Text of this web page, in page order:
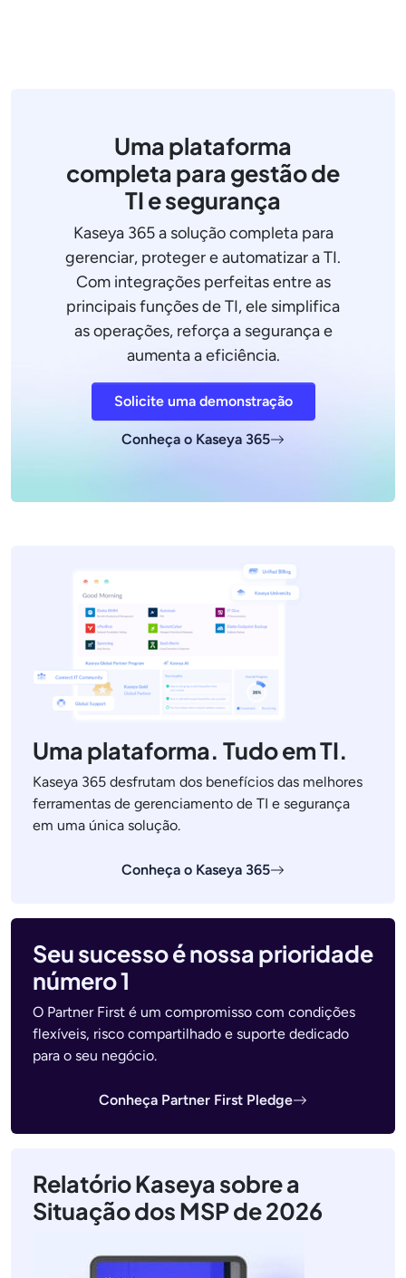
Uma plataforma
completa para gestão de
TI e segurança
Kaseya 365 a solução completa para
gerenciar, proteger e automatizar a TI.
Com integrações perfeitas entre as
principais funções de TI, ele simplifica
as operações, reforça a segurança e
aumenta a eficiência.
Solicite uma demonstração
Conheça o Kaseya 365
Uma plataforma. Tudo em TI.
Kaseya 365 desfrutam dos benefícios das melhores
ferramentas de gerenciamento de TI e segurança
em uma única solução.
Conheça o Kaseya 365
Seu sucesso é nossa prioridade
número 1
O Partner First é um compromisso com condições
flexíveis, risco compartilhado e suporte dedicado
para o seu negócio.
Conheça Partner First Pledge
Relatório Kaseya sobre a
Situação dos MSP de 2026